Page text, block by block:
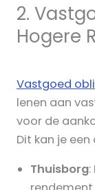
2.
Hogere
Vastgoed
lenen aan
voor de
Dit kan je
Thuisborg